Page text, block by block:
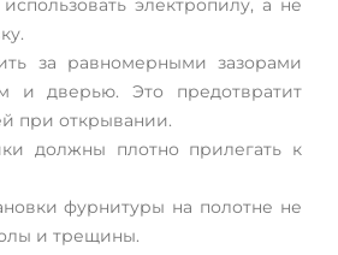
электропилу, а не
за равномерными зазорами
и дверью. Это предотвратит
при открывании.
должны плотно прилегать к
фурнитуры на полотне не
и трещины.